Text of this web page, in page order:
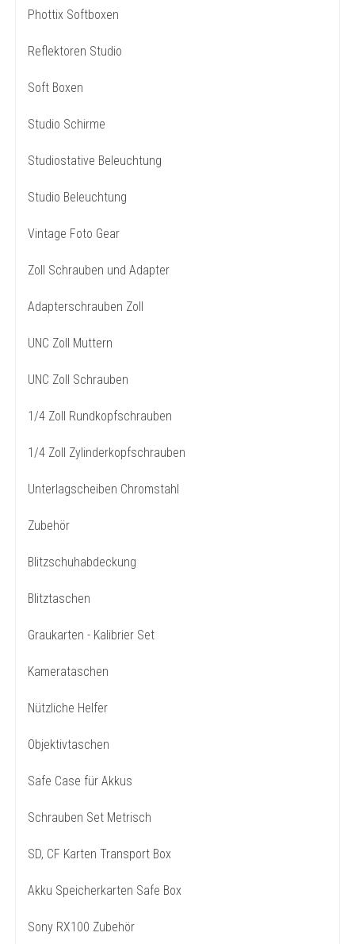
Phottix Softboxen
Reflektoren Studio
Soft Boxen
Studio Schirme
Studiostative Beleuchtung
Studio Beleuchtung
Vintage Foto Gear
Zoll Schrauben und Adapter
Adapterschrauben Zoll
UNC Zoll Muttern
UNC Zoll Schrauben
1/4 Zoll Rundkopfschrauben
1/4 Zoll Zylinderkopfschrauben
Unterlagscheiben Chromstahl
Zubehör
Blitzschuhabdeckung
Blitztaschen
Graukarten - Kalibrier Set
Kamerataschen
Nützliche Helfer
Objektivtaschen
Safe Case für Akkus
Schrauben Set Metrisch
SD, CF Karten Transport Box
Akku Speicherkarten Safe Box
Sony RX100 Zubehör